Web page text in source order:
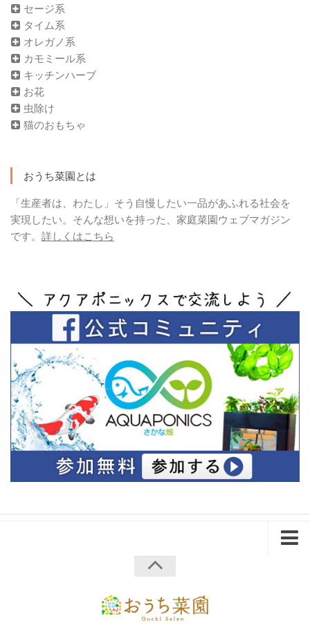
セージ系
タイム系
オレガノ系
カモミール系
キッチンハーブ
お花
虫除け
猫のおもちゃ
おうち菜園とは
「生産者は、わたし」そう自慢したい一品があふれる社会を
実現したい。そんな想いを持った、家庭菜園ウェブマガジン
です。 詳しくはこちら